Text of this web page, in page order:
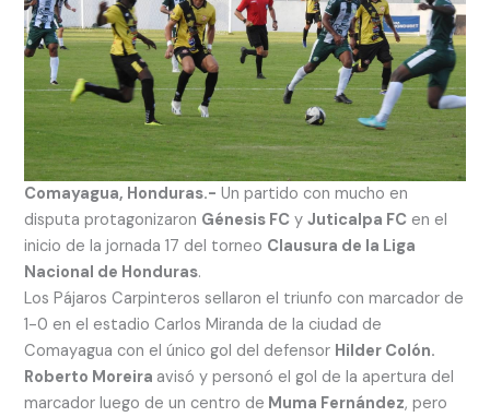
Comayagua, Honduras.- Un partido con mucho en
disputa protagonizaron Génesis FC yJuticalpa FC en el
inicio de la jornada 17 del torneo Clausura de la Liga
Nacional de Honduras.
Los Pájaros Carpinteros sellaron el triunfo con marcador de
1-0 en el estadio Carlos Miranda de la ciudad de
Comayagua con el único gol del defensor Hilder Colón.
Roberto Moreiraavisó y personó el gol de la apertura del
marcador luego de un centro de Muma Fernández, pero